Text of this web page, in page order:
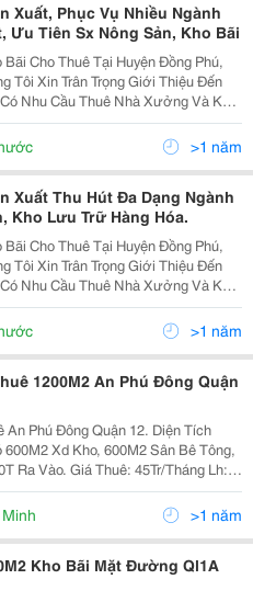
Xuất, Phục Vụ Nhiều Ngành
Ưu Tiên Sx Nông Sản, Kho Bãi
Cho Thuê Tại Huyện Đồng Phú,
Tôi Xin Trân Trọng Giới Thiệu Đến
Nhu Cầu Thuê Nhà Xưởng Và Kho
Lớn Và Tiện Ích Hiện Đại Tại Huyện
Thông Tin Chi Tiết: - 1... >1 năm
Xuất Thu Hút Đa Dạng Ngành
Kho Lưu Trữ Hàng Hóa.
Cho Thuê Tại Huyện Đồng Phú,
Tôi Xin Trân Trọng Giới Thiệu Đến
Nhu Cầu Thuê Nhà Xưởng Và Kho
Lớn Và Tiện Ích Hiện Đại Tại Huyện
Thông Tin Chi Tiết: - 1... >1 năm
1200M2 An Phú Đông Quận
Đông Quận 12. Diện Tích
Xd Kho, 600M2 Sân Bê Tông,
45Tr/Tháng Lh:
>1 năm
Kho Bãi Mặt Đường Ql1A